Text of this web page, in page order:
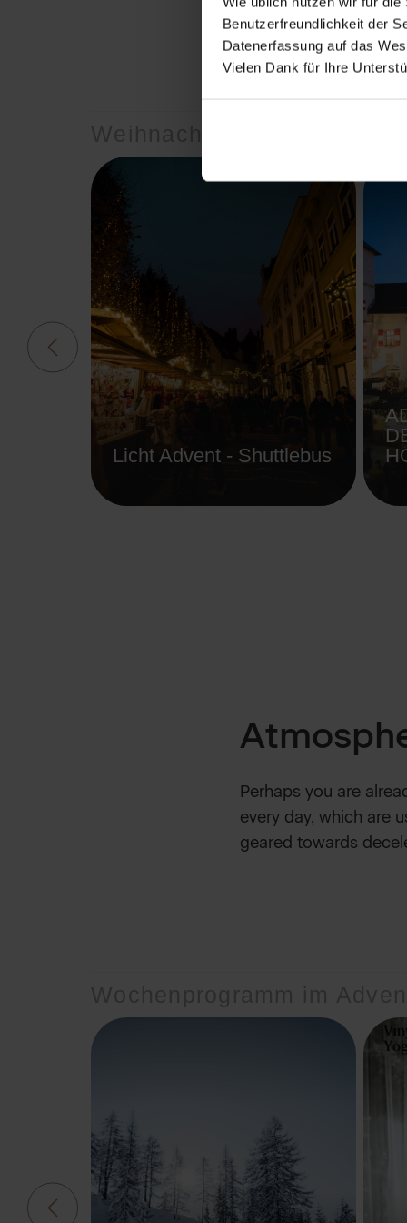
Benutzerfreundlichkeit der
Datenerfassung auf das
Vielen Dank für Ihre
17.11.-
Samstag und
17.11.-
Samstag und
Licht Advent - Shuttlebus
Perhaps you are
every day, which are
geared towards